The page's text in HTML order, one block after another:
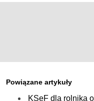
Powiązane artykuły
KSeF dla rolnika